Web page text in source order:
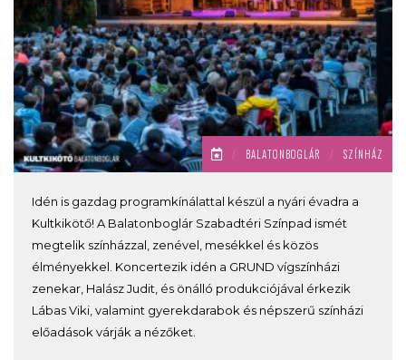
/ BALATONBOGLÁR / SZÍNHÁZ
Idén is gazdag programkínálattal készül a nyári évadra a
Kultkikötő! A Balatonboglár Szabadtéri Színpad ismét
megtelik színházzal, zenével, mesékkel és közös
élményekkel. Koncertezik idén a GRUND vígszínházi
zenekar, Halász Judit, és önálló produkciójával érkezik
Lábas Viki, valamint gyerekdarabok és népszerű színházi
előadások várják a nézőket.